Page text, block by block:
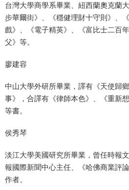
台灣大學商學系畢業、紐西蘭奧克蘭
步華爾街》、《穩健理財十守則》、
戲》、《電子精英》、《富比士二百
父》等。
廖建容
中山大學外研所畢業，譯有《天使歸
事》，合譯有《律師本色》、《重新
等書。
侯秀琴
淡江大學美國研究所畢業，曾任時報
報國際新聞中心主任、《哈佛商業評
作者。